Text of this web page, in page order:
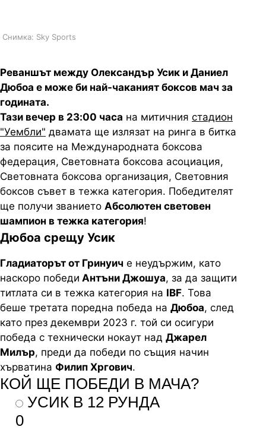
Снимка: Sky Sports
Реваншът между Олександър Усик и Даниел
Дюбоа е може би най-чаканият боксов мач за
годината.
Тази вечер в 23:00 часа на митичния стадион
"Уембли" двамата ще излязат на ринга в битка
за поясите на Международната боксова
федерация, Световната боксова асоциация,
Световната боксова организация, Световния
боксов съвет в тежка категория. Победителят
ще получи званието Абсолютен световен
шампион в тежка категория!
Дюбоа срещу Усик
Гладиаторът от Гринуич е неудържим, като
наскоро победи Антъни Джошуа, за да защити
титлата си в тежка категория на IBF. Това
беше третата поредна победа на Дюбоа, след
като през декември 2023 г. той си осигури
победа с технически нокаут над Джарел
Милър, преди да победи по същия начин
хърватина Филип Хргович.
КОЙ ЩЕ ПОБЕДИ В МАЧА?
УСИК В 12 РУНДА
0